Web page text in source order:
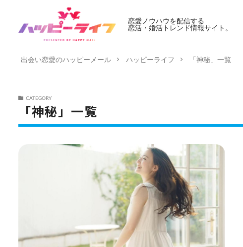
恋愛ノウハウを配信する
恋活・婚活トレンド情報サイト。
出会い恋愛のハッピーメール ハッピーライフ 「神秘」一覧
CATEGORY
「神秘」一覧